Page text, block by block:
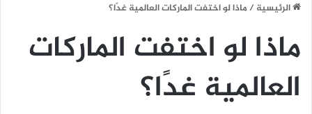
الرئيسية/ماذا لو اختفت الماركات العالمية غدًا؟
ماذا لو اختفت الماركات
العالمية غدًا؟